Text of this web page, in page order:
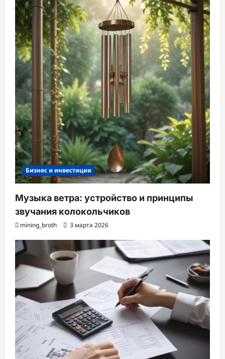
Бизнес и инвестиции
Музыка ветра: устройство и принципы
звучания колокольчиков
mining_broth 3 марта 2026